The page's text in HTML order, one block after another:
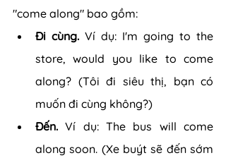
"come along" bao gồm:
Đi cùng. Ví dụ: I'm going to the
store, would you like to come
along? (Tôi đi siêu thị, bạn có
muốn đi cùng không?)
Đến. Ví dụ: The bus will come
along soon. (Xe buýt sẽ đến sớm